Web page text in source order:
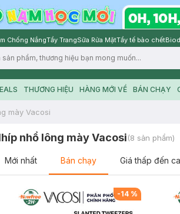
Chống NắngTẩy TrangSữa Rửa MặtTẩy tế bào chết
THƯƠNG HIỆU HÀNG MỚI VỀ BÁN CHẠY
mày Vacosi
nhổ lông mày Vacosi(8 sản phẩm)
Mới nhất Bán chạy Giá thấp đến
-14%